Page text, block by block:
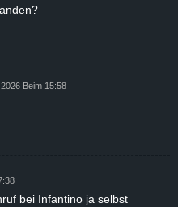
Beim 15:58
bei Infantino ja selbst